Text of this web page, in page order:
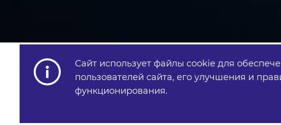
КЛИЕНТ: Бизнес молодость -
Сайт использует файлы cookie для
пользователей сайта, его улучшения и
функционирования.